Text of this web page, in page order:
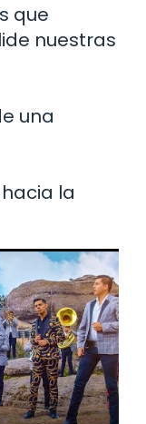
que
nuestras
una
la